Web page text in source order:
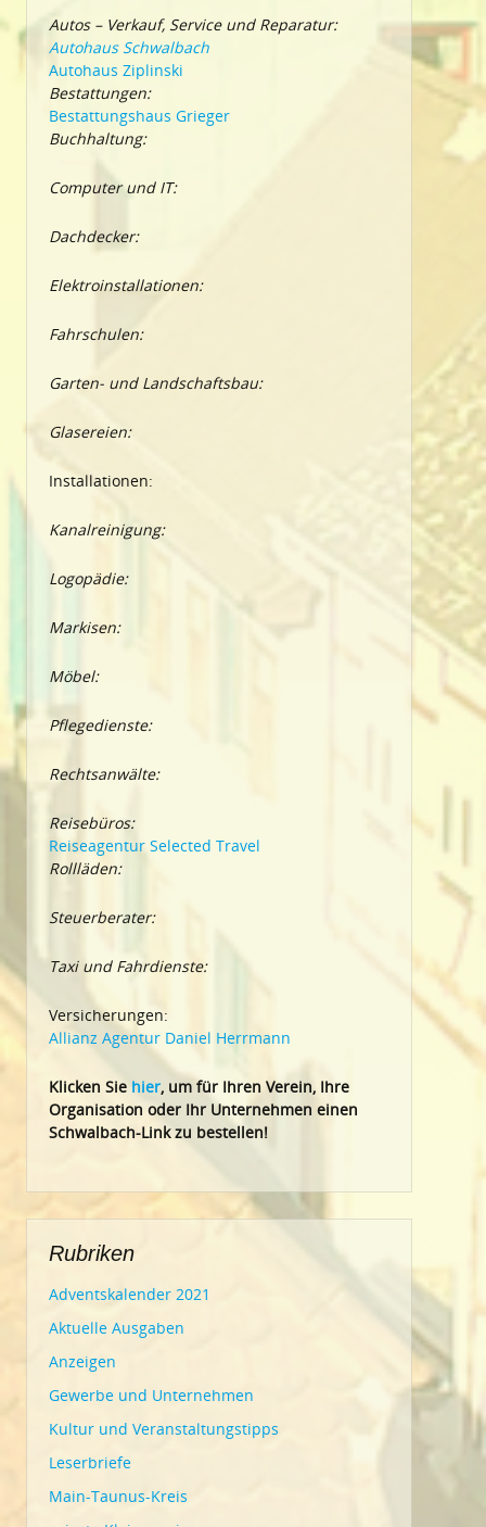
Autos – Verkauf, Service und Reparatur:
Autohaus Schwalbach
Autohaus Ziplinski
Bestattungen:
Bestattungshaus Grieger
Buchhaltung:
Computer und IT:
Dachdecker:
Elektroinstallationen:
Fahrschulen:
Garten- und Landschaftsbau:
Glasereien:
Installationen:
Kanalreinigung:
Logopädie:
Markisen:
Möbel:
Pflegedienste:
Rechtsanwälte:
Reisebüros:
Reiseagentur Selected Travel
Rollläden:
Steuerberater:
Taxi und Fahrdienste:
Versicherungen:
Allianz Agentur Daniel Herrmann
Klicken Sie hier, um für Ihren Verein, Ihre
Organisation oder Ihr Unternehmen einen
Schwalbach-Link zu bestellen!
Rubriken
Adventskalender 2021
Aktuelle Ausgaben
Anzeigen
Gewerbe und Unternehmen
Kultur und Veranstaltungstipps
Leserbriefe
Main-Taunus-Kreis